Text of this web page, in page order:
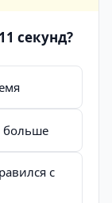
секунд?
больше
с